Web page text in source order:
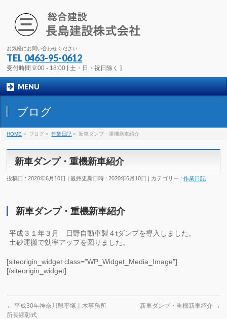
お気軽にお問い合わせください
TEL 0463-95-0612
受付時間 9:00 - 18:00 [ 土・日・祝日除く ]
MENU
ブログ
HOME » ブログ » 作業日記 » 新車ダンプ・重機新車紹介
新車ダンプ・重機新車紹介
投稿日 : 2020年6月10日 最終更新日時 : 2020年6月10日 カテゴリー :作業日記
新車ダンプ・重機新車紹介
平成３１年３月 日野自動車製４tダンプを導入しました。
土砂運搬で効率アップを図りました。
[siteorigin_widget class=”WP_Widget_Media_Image”]
[/siteorigin_widget]
← 平成30年神奈川県平塚土木事務所
所長顕彰式
新車ダンプ・重機新車紹介 →